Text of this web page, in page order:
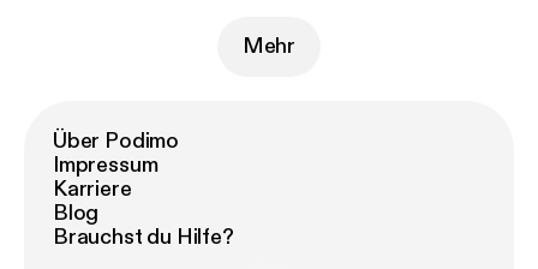
Mehr
Über Podimo
Impressum
Karriere
Blog
Brauchst du Hilfe?